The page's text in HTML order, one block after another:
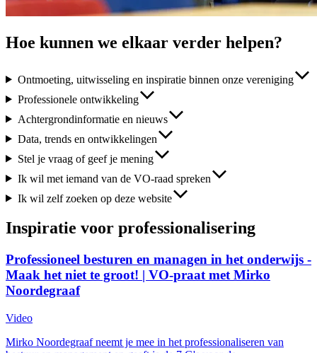
Hoe kunnen we elkaar verder helpen?
Ontmoeting, uitwisseling en inspiratie binnen onze vereniging
Professionele ontwikkeling
Achtergrondinformatie en nieuws
Data, trends en ontwikkelingen
Stel je vraag of geef je mening
Ik wil met iemand van de VO-raad spreken
Ik wil zelf zoeken op deze website
Inspiratie voor professionalisering
Professioneel besturen en managen in het onderwijs -
Maak het niet te groot! | VO-praat met Mirko
Noordegraaf
Video
Mirko Noordegraaf neemt je mee in het professionaliseren van